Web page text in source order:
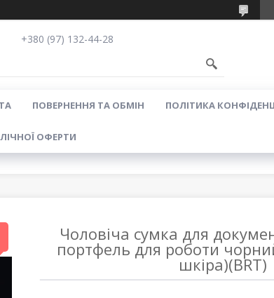
+380 (97) 132-44-28
ПОВЕРНЕННЯ ТА ОБМІН ПОЛІТИКА
ОФЕРТИ
Чоловіча сумка для
портфель для роботи
шкіра)(BRT)